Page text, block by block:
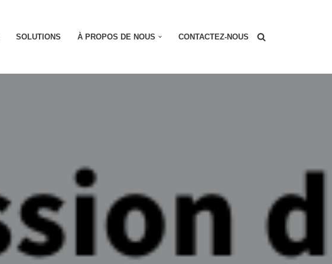
SOLUTIONS À PROPOS DE NOUS CONTACTEZ-NOUS